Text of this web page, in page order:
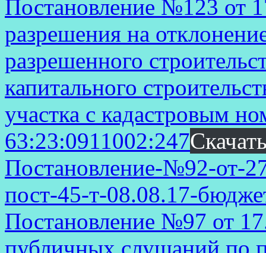
Постановление №123 от
разрешения на
разрешенного
капитального
участка с кадастровым
63:23:0911002:247
Постановление-№92-от-
пост-45-т-08.08.17-
Постановление №97 от
публичных слушаний по